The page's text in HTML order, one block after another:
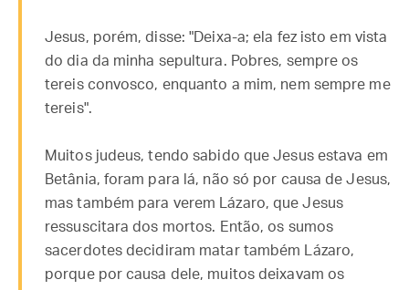
Jesus, porém, disse: "Deixa-a; ela fez isto em vista
do dia da minha sepultura. Pobres, sempre os
tereis convosco, enquanto a mim, nem sempre me
tereis".
Muitos judeus, tendo sabido que Jesus estava em
Betânia, foram para lá, não só por causa de Jesus,
mas também para verem Lázaro, que Jesus
ressuscitara dos mortos. Então, os sumos
sacerdotes decidiram matar também Lázaro,
porque por causa dele, muitos deixavam os